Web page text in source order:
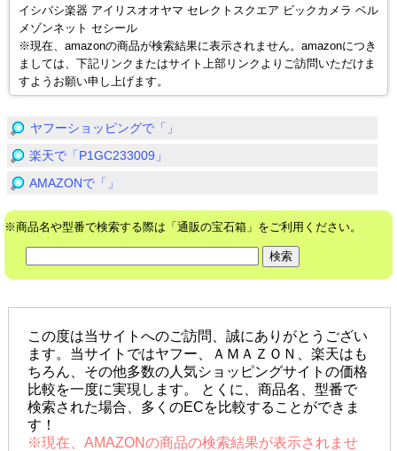
イシバシ楽器 アイリスオオヤマ セレクトスクエア ビックカメラ ベル
メゾンネット セシール
※現在、amazonの商品が検索結果に表示されません。amazonにつき
ましては、下記リンクまたはサイト上部リンクよりご訪問いただけま
すようお願い申し上げます。
ヤフーショッピングで「」
楽天で「P1GC233009」
AMAZONで「」
※商品名や型番で検索する際は「通販の宝石箱」をご利用ください。
この度は当サイトへのご訪問、誠にありがとうござい
ます。当サイトではヤフー、ＡＭＡＺＯＮ、楽天はも
ちろん、その他多数の人気ショッピングサイトの価格
比較を一度に実現します。 とくに、商品名、型番で
検索された場合、多くのECを比較することができま
す！
※現在、AMAZONの商品の検索結果が表示されませ